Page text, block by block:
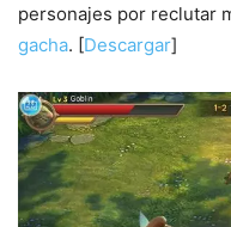
personajes por reclutar
gacha. [Descargar]